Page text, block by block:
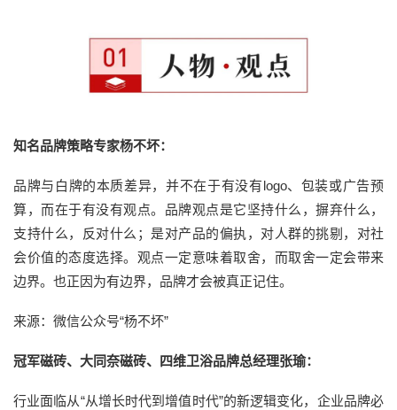
知名品牌策略专家杨不坏：
品牌与白牌的本质差异，并不在于有没有logo、包装或广告预
算，而在于有没有观点。品牌观点是它坚持什么，摒弃什么，
支持什么，反对什么；是对产品的偏执，对人群的挑剔，对社
会价值的态度选择。观点一定意味着取舍，而取舍一定会带来
边界。也正因为有边界，品牌才会被真正记住。
来源：微信公众号“杨不坏”
冠军磁砖、大同奈磁砖、四维卫浴品牌总经理张瑜：
行业面临从“从增长时代到增值时代”的新逻辑变化，企业品牌必